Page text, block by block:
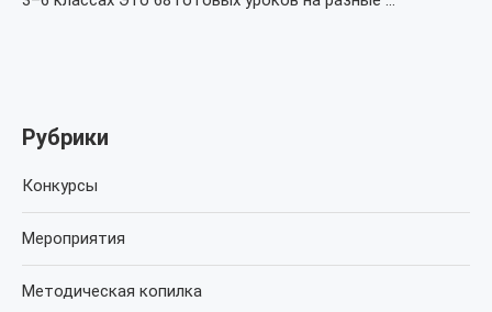
Рубрики
Конкурсы
Мероприятия
Методическая копилка